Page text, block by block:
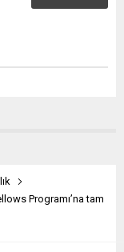
Programı’na tam